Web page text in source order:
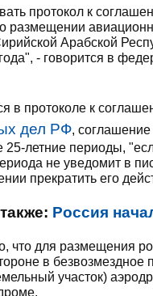
протокол к
размещении
Арабской
- говорится в
в протоколе к
дел РФ, соглашение
летние периоды,
не уведомит в
прекратить его
Россия
что для размещения
в безвозмездное
участок)